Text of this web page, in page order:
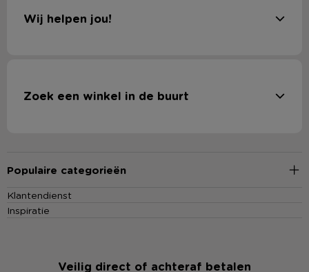
Wij helpen jou!
Zoek een winkel in de buurt
Populaire categorieën
Klantendienst
Inspiratie
Veilig direct of achteraf betalen